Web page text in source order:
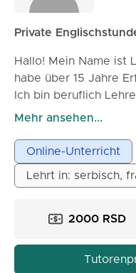
Private
Hallo! Mein Name ist
habe über 15 Jahre
Ich bin beruflich
Französisch und
gearbeitet – von der
Erwachsenen –
Mein Unterricht ist
Grammatikübungen,
lege ich auf die
und die Entwicklung
Mehr ansehen...
Online-Unterricht
Lehrt in: serbisch,
2000 RSD